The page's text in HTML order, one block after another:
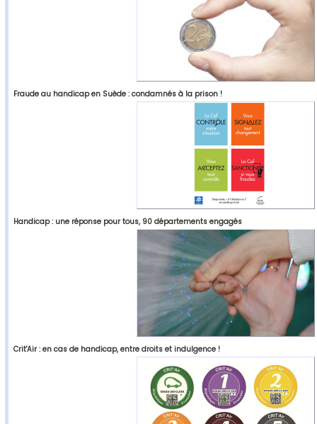
Fraude au handicap en Suède : condamnés à la prison !
Handicap : une réponse pour tous, 90 départements engagés
Crit'Air : en cas de handicap, entre droits et indulgence !